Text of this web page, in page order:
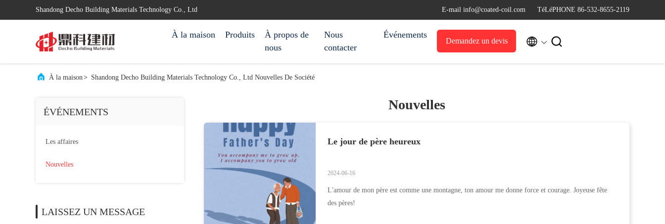
Shandong Decho Building Materials Technology Co., Ltd E-mail info@coated-coil.com TéLéPHONE 86-532-8655-2119
À la maison Produits
À propos de
nous
Nous
contacter
Événements
Demandez un devis  
À la maison> Shandong Decho Building Materials Technology Co., Ltd Nouvelles De Société
ÉVÉNEMENTS
Les affaires
Nouvelles
LAISSEZ UN MESSAGE
Nouvelles
Le jour de père heureux
2024-06-16
L'amour de mon père est comme une montagne, ton amour me donne force et courage. Joyeuse fête
des pères!